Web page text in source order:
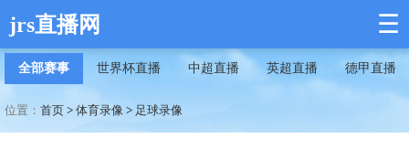
jrs直播网 ☰
全部赛事 世界杯直播 中超直播 英超直播 德甲直播
位置： 首页 > 体育录像 > 足球录像